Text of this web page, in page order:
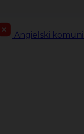
Angielski